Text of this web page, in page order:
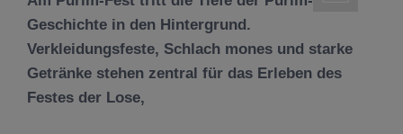
Geschichte in den Hintergrund.
Verkleidungsfeste, Schlach mones und starke
Getränke stehen zentral für das Erleben des
Festes der Lose,